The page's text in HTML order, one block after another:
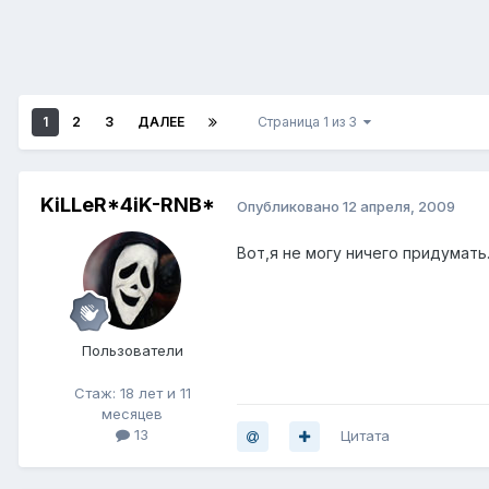
1 2 3 ДАЛЕЕ Страница 1 из 3
KiLLeR*4iK-RNB*
Пользователи
Стаж: 18 лет и 11
месяцев
13
Опубликовано 12 апреля, 2009
Вот,я не могу ничего
Цитата